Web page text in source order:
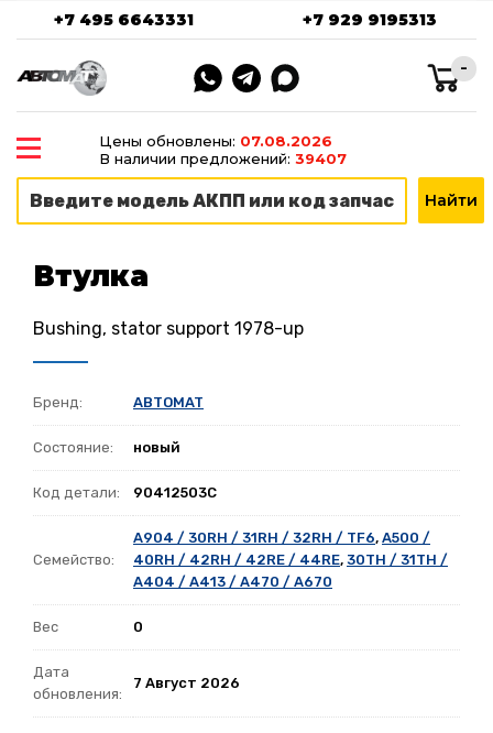
+7 495 6643331 +7 929 9195313
-
Цены обновлены: 07.08.2026
В наличии предложений: 39407
Втулка
Bushing, stator support 1978-up
Бренд: ABTOMAT
Состояние: новый
Код детали: 90412503C
Семейство:
A904 / 30RH / 31RH / 32RH / TF6, A500 /
40RH / 42RH / 42RE / 44RE, 30TH / 31TH /
A404 / A413 / A470 / A670
Вес 0
Дата
обновления:
7 Август 2026